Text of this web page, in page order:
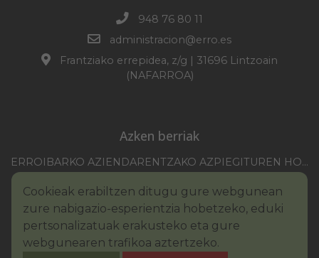
948 76 80 11
administracion@erro.es
Frantziako errepidea, z/g | 31696 Lintzoain
(NAFARROA)
Azken berriak
ERROIBARKO AZIENDARENTZAKO AZPIEGITUREN HOBEKUNTZA 2025-2026 KANPAINA
BANDOA – URAREN KONTSUMO ARDURATSUA
Cookieak erabiltzen ditugu gure webgunean
zure nabigazio-esperientzia hobetzeko, eduki
pertsonalizatuak erakusteko eta gure
webgunearen trafikoa aztertzeko.